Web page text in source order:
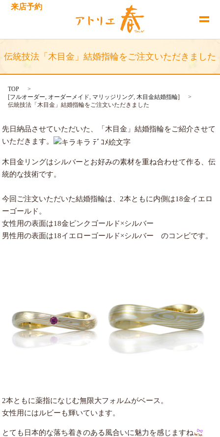
来店予約
伝統技法「木目金」結婚指輪をご注文いただきました
TOP
[フルオーダー オーダーメイド マリッジリング 木目金結婚指輪]
伝統技法「木目金」結婚指輪をご注文いただきました
先日納品させていただいた、「木目金」結婚指輪をご紹介させて
いただきます。
木目金リングはシルバーとお好みの素材を重ね合わせて作る、伝
統的な技術です。
今回ご注文いただいた結婚指輪は、2本ともに内側は18金イエロ
ーゴールド。
女性用の表面は18金ピンクゴールド×シルバー
男性用の表面は18イエローゴールド×シルバー のコンビです。
2本ともに薬指になじむ無限大フォルムがベース。
女性用にはルビーも輝いています。
とても日本的な落ち着きのある風合いに魅力を感じますね